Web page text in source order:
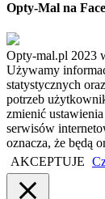
Opty-Mal na
Opty-mal.pl 2023
Używamy
statystycznych
potrzeb
zmienić
serwisów
oznacza, że będą
AKCEPTUJE